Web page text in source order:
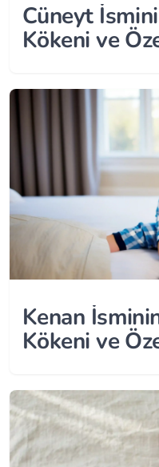
Cüneyt
Kökeni ve
Kenan
Kökeni ve